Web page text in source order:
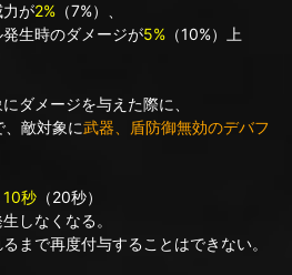
が2% （7%）、
のダメージが5% （10%）上
メージを与えた際に、
、敵対象に武器、盾防御無効のデバフ
10秒 （20秒）
しなくなる。
で再度付与することはできない。